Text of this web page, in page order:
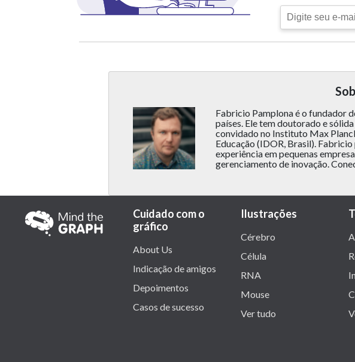
Fabricio Pamplona é o fundador
países. Ele tem doutorado e
convidado no Instituto Max
Educação (IDOR, Brasil).
experiência em pequenas
gerenciamento de inovação.
Cuidado com o
gráfico
About Us
Indicação de amigos
Depoimentos
Casos de sucesso
Ilustrações
Cérebro
Célula
RNA
Mouse
Ver tudo